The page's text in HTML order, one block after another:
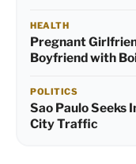
HEALTH
Pregnant
Boyfriend with
POLITICS
Sao Paulo Seeks
City Traffic